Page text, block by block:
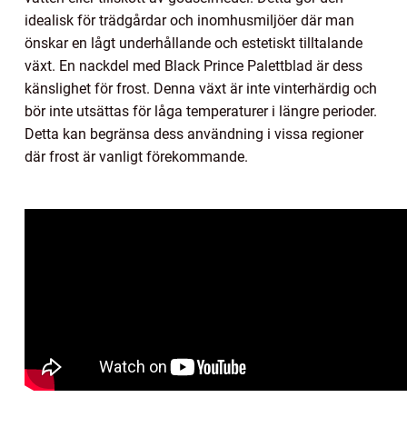
idealisk för trädgårdar och inomhusmiljöer där man
önskar en lågt underhållande och estetiskt tilltalande
växt. En nackdel med Black Prince Palettblad är dess
känslighet för frost. Denna växt är inte vinterhärdig och
bör inte utsättas för låga temperaturer i längre perioder.
Detta kan begränsa dess användning i vissa regioner
där frost är vanligt förekommande.